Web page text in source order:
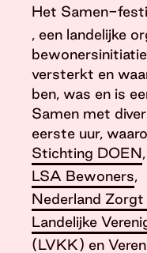
Het Samen-
, een landelijke
versterkt en
ben, was en is
Samen met
eerste uur,
Stichting DOEN,
LSA Bewoners,
Nederland Zorgt
Landelijke
(LVKK) en